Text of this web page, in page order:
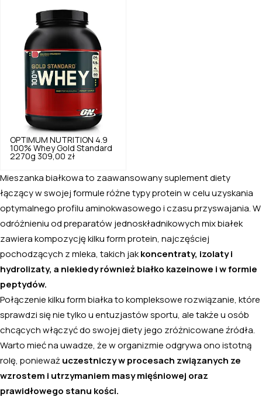
OPTIMUM NUTRITION 4.9
100% Whey Gold Standard
2270g 309,00 zł
Mieszanka białkowa to zaawansowany suplement diety
łączący w swojej formule różne typy protein w celu uzyskania
optymalnego profilu aminokwasowego i czasu przyswajania. W
odróżnieniu od preparatów jednoskładnikowych mix białek
zawiera kompozycję kilku form protein, najczęściej
pochodzących z mleka, takich jak koncentraty, izolaty i
hydrolizaty, a niekiedy również białko kazeinowe i w formie
peptydów.
Połączenie kilku form białka to kompleksowe rozwiązanie, które
sprawdzi się nie tylko u entuzjastów sportu, ale także u osób
chcących włączyć do swojej diety jego zróżnicowane źródła.
Warto mieć na uwadze, że w organizmie odgrywa ono istotną
rolę, ponieważ uczestniczy w procesach związanych ze
wzrostem i utrzymaniem masy mięśniowej oraz
prawidłowego stanu kości.